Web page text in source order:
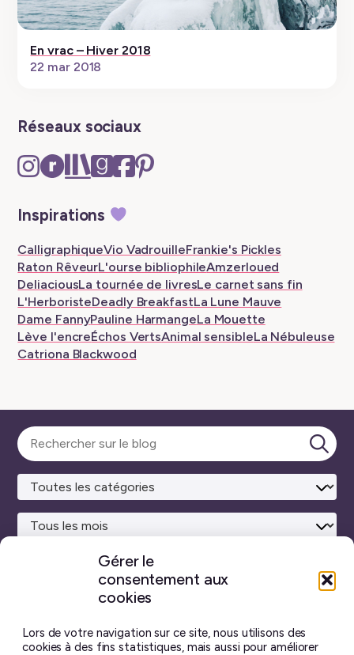
Gérer le
consentement aux
cookies
Lors de votre navigation sur ce site, nous utilisons des
cookies à des fins statistiques, mais aussi pour améliorer
En vrac – Hiver 2018
22 mar 2018
Réseaux sociaux
Instagram
–
tab
Ravelry
–
tab
The
Storygraph
New
tab
Goodreads
–
tab
Facebook
–
Pinterest
Inspirations
CalligraphiqueVio VadrouilleFrankie's Pickles
Raton RêveurL'ourse bibliophileAmzerloued
DeliaciousLa tournée de livresLe carnet sans fin
L'HerboristeDeadly BreakfastLa Lune Mauve
Dame FannyPauline HarmangeLa Mouette
Lève l'encreÉchos VertsAnimal sensibleLa Nébuleuse
Catriona Blackwood
la
Sélectionner
une
réalisé avecWordPress ♥et beaucoup de café.
intelligence artificielle générative.J’ai pris toutes les
photos moi-même, et chaque billet est écrit à la main.